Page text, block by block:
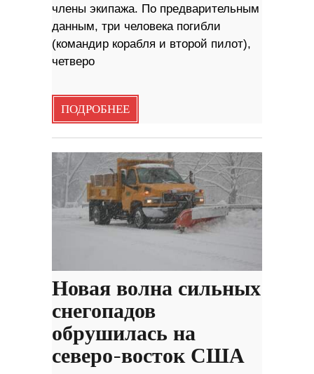
члены экипажа. По предварительным
данным, три человека погибли
(командир корабля и второй пилот),
четверо
ПОДРОБНЕЕ
Новая волна сильных
снегопадов
обрушилась на
северо-восток США